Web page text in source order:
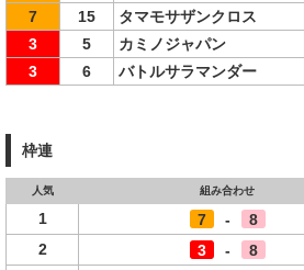
7
15 タマモサザンクロス
3
5 カミノジャパン
3
6 バトルサラマンダー
枠連
人気 組み合わせ
1 7 - 8
2
3 - 8